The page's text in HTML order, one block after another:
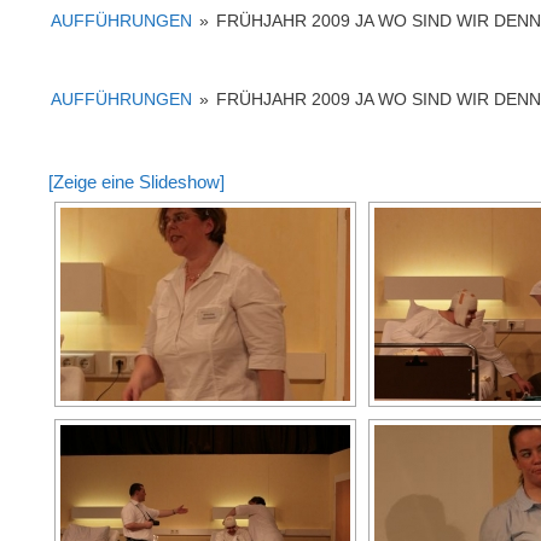
AUFFÜHRUNGEN » FRÜHJAHR 2009 JA WO SIND WIR DENN
AUFFÜHRUNGEN » FRÜHJAHR 2009 JA WO SIND WIR DENN
[Zeige eine Slideshow]